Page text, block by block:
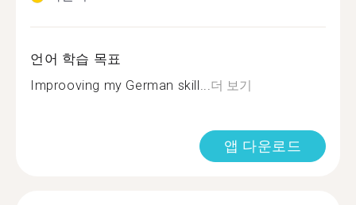
언어 학습 목표
Improoving my German skill...더 보기
앱 다운로드